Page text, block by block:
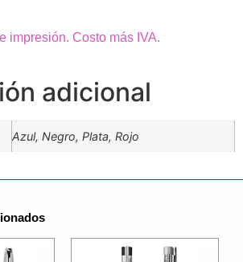
impresión. Costo más IVA.
adicional
Azul, Negro, Plata, Rojo